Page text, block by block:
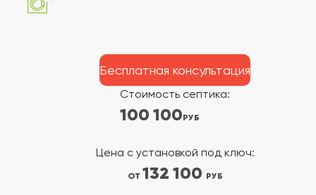
Стоимость септика:
100 100РУБ
Цена с установкой под ключ:
ОТ 132 100 РУБ
Бесплатная консультация